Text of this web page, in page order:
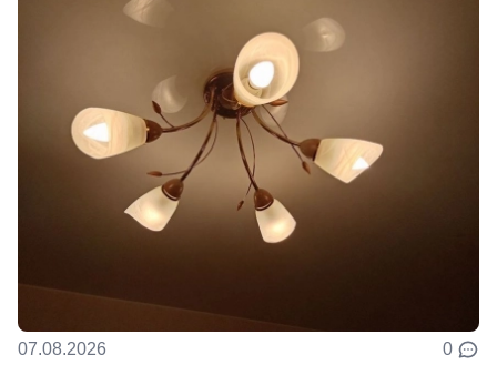
07.08.2026 0